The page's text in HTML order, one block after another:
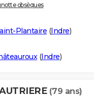
obsèques
Plantaire (Indre)
(Indre)
(79 ans)